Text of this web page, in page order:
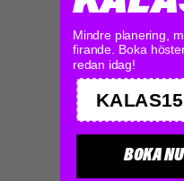
Mindre planering,
firande. Boka
redan idag!
KALAS15
BOKA NU